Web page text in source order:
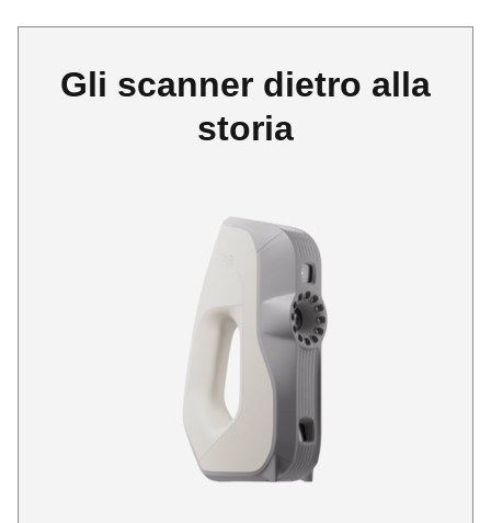
Gli scanner dietro alla
storia